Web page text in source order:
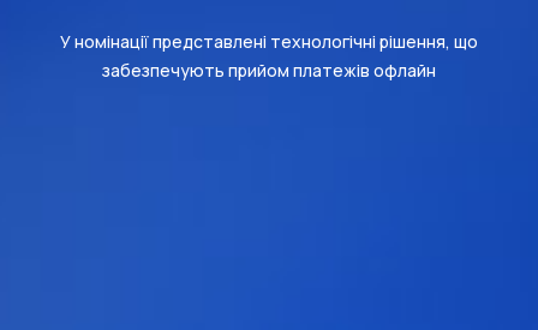
У номінації представлені технологічні рішення, що
забезпечують прийом платежів офлайн